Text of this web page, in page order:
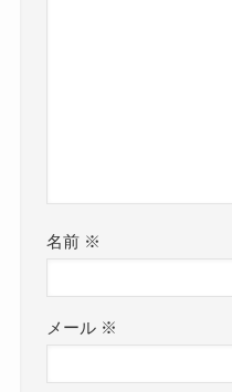
名前 ※
メール ※